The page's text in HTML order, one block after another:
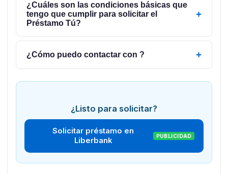
¿Cuáles son las condiciones básicas que
tengo que cumplir para solicitar el
Préstamo Tú?
+
¿Cómo puedo contactar con ? +
¿Listo para solicitar?
Solicitar préstamo en
Liberbank
PUBLICIDAD